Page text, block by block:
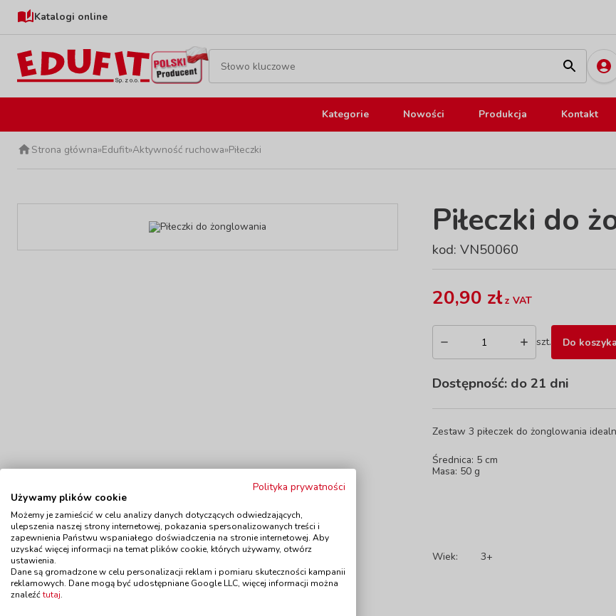
Katalogi online
Kategorie Nowości Produkcja Kontakt
Strona główna»Edufit»Aktywność ruchowa»Piłeczki
Piłeczki do
kod: VN50060
20,90 złz VAT
szt. Do koszyka
Dostępność: do 21 dni
Zestaw 3 piłeczek do żonglowania
Średnica: 5 cm
Masa: 50 g
Wiek: 3+
Polecamy
Polityka prywatności
Używamy plików cookie
Możemy je zamieścić w celu analizy danych dotyczących odwiedzających,
ulepszenia naszej strony internetowej, pokazania spersonalizowanych treści i
zapewnienia Państwu wspaniałego doświadczenia na stronie internetowej. Aby
uzyskać więcej informacji na temat plików cookie, których używamy, otwórz
ustawienia.
Dane są gromadzone w celu personalizacji reklam i pomiaru skuteczności kampanii
reklamowych. Dane mogą być udostępniane Google LLC, więcej informacji można
znaleźćtutaj.